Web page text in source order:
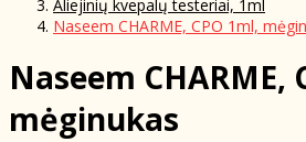
Aliejinių kvepalų testeriai, 1ml
Naseem CHARME, CPO 1ml,
Naseem CHARME,
mėginukas